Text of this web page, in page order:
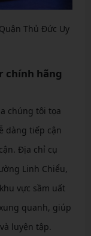
Thủ Đức Uy
chính hãng
chúng tôi tọa
dàng tiếp cận
Địa chỉ cụ
Linh Chiểu,
vực sầm uất
quanh, giúp
luyện tập.